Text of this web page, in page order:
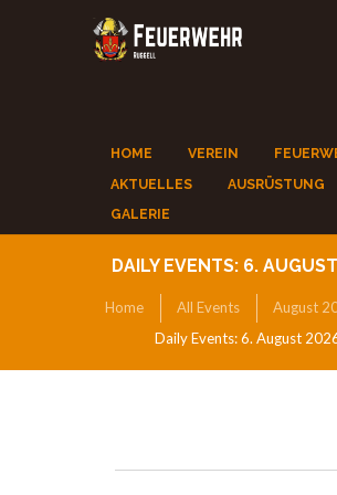
HOME VEREIN
AKTUELLES
AUSRÜSTUNG
GALERIE
DAILY EVENTS: 6.
Home All Events
August
Daily Events: 6. August